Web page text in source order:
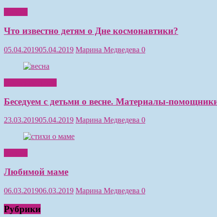
Что известно детям о Дне космонавтики?
05.04.201905.04.2019 Марина Медведева 0
Беседуем с детьми о весне. Материалы-
23.03.201905.04.2019 Марина Медведева 0
Любимой маме
06.03.201906.03.2019 Марина Медведева 0
Рубрики